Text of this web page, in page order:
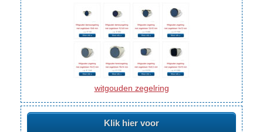
witgouden zegelring
Klik hier voor